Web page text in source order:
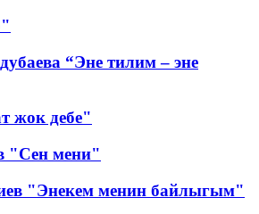
“Эне тилим – эне
жок дебе"
"Сен мени"
"Энекем менин байлыгым"